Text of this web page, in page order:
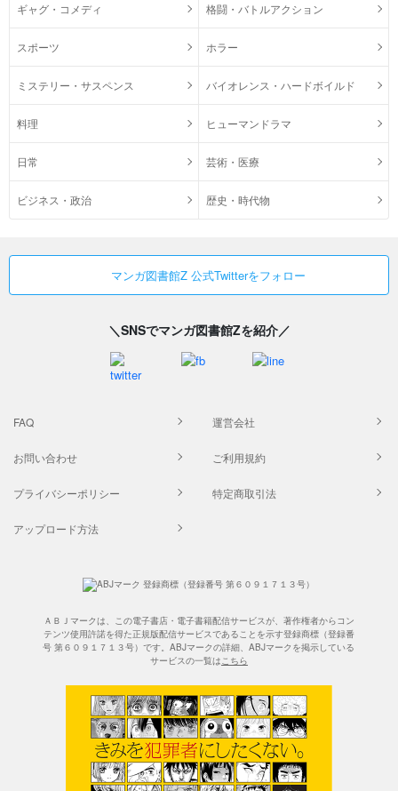
ギャグ・コメディ 格闘・バトルアクション
スポーツ ホラー
ミステリー・サスペンス バイオレンス・ハードボイルド
料理 ヒューマンドラマ
日常 芸術・医療
ビジネス・政治 歴史・時代物
マンガ図書館Z 公式Twitterをフォロー
＼SNSでマンガ図書館Zを紹介／
FAQ 運営会社
お問い合わせ ご利用規約
プライバシーポリシー 特定商取引法
アップロード方法
ＡＢＪマークは、この電子書店・電子書籍配信サービスが、著作権者からコン
テンツ使用許諾を得た正規版配信サービスであることを示す登録商標（登録番
号 第６０９１７１３号）です。ABJマークの詳細、ABJマークを掲示している
サービスの一覧はこちら